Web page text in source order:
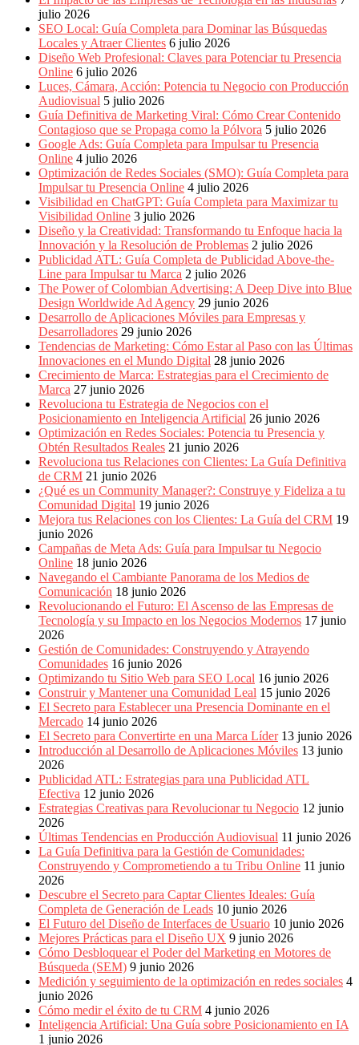
Periódicos
Producción
Gráfica
Colombia.
julio 2026
SEO Local: Guía Completa para Dominar las Búsquedas
Locales y Atraer Clientes 6 julio 2026
Diseño Web Profesional: Claves para Potenciar tu Presencia
Online 6 julio 2026
Luces, Cámara, Acción: Potencia tu Negocio con Producción
Audiovisual 5 julio 2026
Guía Definitiva de Marketing Viral: Cómo Crear Contenido
Contagioso que se Propaga como la Pólvora 5 julio 2026
Google Ads: Guía Completa para Impulsar tu Presencia
Online 4 julio 2026
Optimización de Redes Sociales (SMO): Guía Completa para
Impulsar tu Presencia Online 4 julio 2026
Visibilidad en ChatGPT: Guía Completa para Maximizar tu
Visibilidad Online 3 julio 2026
Diseño y la Creatividad: Transformando tu Enfoque hacia la
Innovación y la Resolución de Problemas 2 julio 2026
Publicidad ATL: Guía Completa de Publicidad Above-the-
Line para Impulsar tu Marca 2 julio 2026
The Power of Colombian Advertising: A Deep Dive into Blue
Design Worldwide Ad Agency 29 junio 2026
Desarrollo de Aplicaciones Móviles para Empresas y
Desarrolladores 29 junio 2026
Tendencias de Marketing: Cómo Estar al Paso con las Últimas
Innovaciones en el Mundo Digital 28 junio 2026
Crecimiento de Marca: Estrategias para el Crecimiento de
Marca 27 junio 2026
Revoluciona tu Estrategia de Negocios con el
Posicionamiento en Inteligencia Artificial 26 junio 2026
Optimización en Redes Sociales: Potencia tu Presencia y
Obtén Resultados Reales 21 junio 2026
Revoluciona tus Relaciones con Clientes: La Guía Definitiva
de CRM 21 junio 2026
¿Qué es un Community Manager?: Construye y Fideliza a tu
Comunidad Digital 19 junio 2026
Mejora tus Relaciones con los Clientes: La Guía del CRM 19
junio 2026
Campañas de Meta Ads: Guía para Impulsar tu Negocio
Online 18 junio 2026
Navegando el Cambiante Panorama de los Medios de
Comunicación 18 junio 2026
Revolucionando el Futuro: El Ascenso de las Empresas de
Tecnología y su Impacto en los Negocios Modernos 17 junio
2026
Gestión de Comunidades: Construyendo y Atrayendo
Comunidades 16 junio 2026
Optimizando tu Sitio Web para SEO Local 16 junio 2026
Construir y Mantener una Comunidad Leal 15 junio 2026
El Secreto para Establecer una Presencia Dominante en el
Mercado 14 junio 2026
El Secreto para Convertirte en una Marca Líder 13 junio 2026
Introducción al Desarrollo de Aplicaciones Móviles 13 junio
2026
Publicidad ATL: Estrategias para una Publicidad ATL
Efectiva 12 junio 2026
Estrategias Creativas para Revolucionar tu Negocio 12 junio
2026
Últimas Tendencias en Producción Audiovisual 11 junio 2026
La Guía Definitiva para la Gestión de Comunidades:
Construyendo y Comprometiendo a tu Tribu Online 11 junio
2026
Descubre el Secreto para Captar Clientes Ideales: Guía
Completa de Generación de Leads 10 junio 2026
El Futuro del Diseño de Interfaces de Usuario 10 junio 2026
Mejores Prácticas para el Diseño UX 9 junio 2026
Cómo Desbloquear el Poder del Marketing en Motores de
Búsqueda (SEM) 9 junio 2026
Medición y seguimiento de la optimización en redes sociales 4
junio 2026
Cómo medir el éxito de tu CRM 4 junio 2026
Inteligencia Artificial: Una Guía sobre Posicionamiento en IA
1 junio 2026